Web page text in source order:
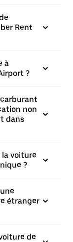
Rent
à
?
non
dans
voiture
?
étranger
de